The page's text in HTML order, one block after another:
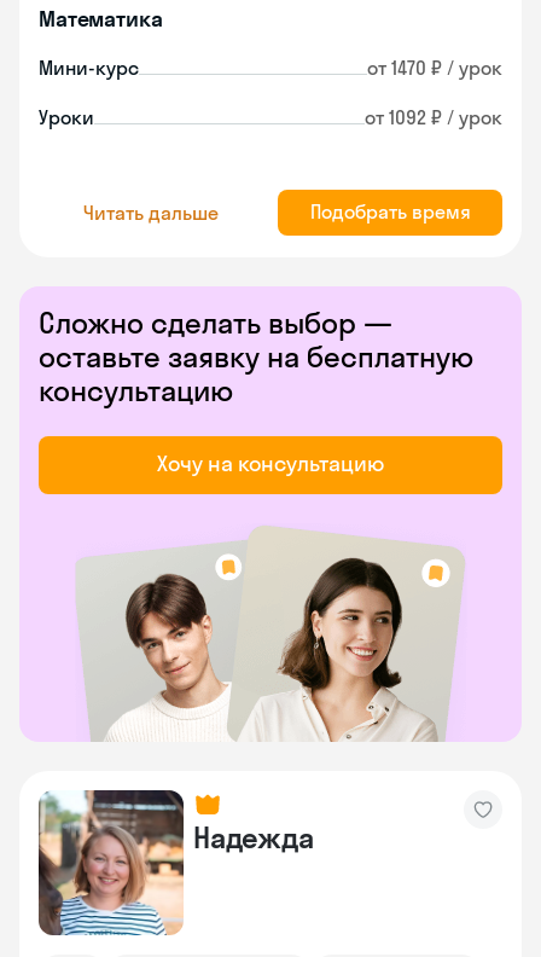
Математика
Мини-курс от 1470 ₽ / урок
Уроки от 1092 ₽ / урок
Читать дальше Подобрать время
Сложно сделать выбор —
оставьте заявку на бесплатную
консультацию
Хочу на консультацию
Надежда